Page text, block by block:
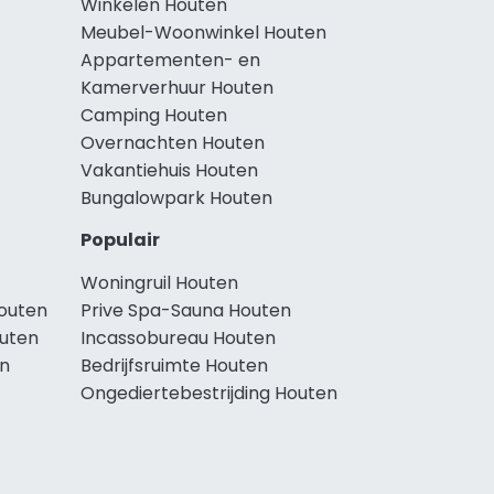
Meubel-Woonwinkel Houten
Appartementen- en
Kamerverhuur Houten
Camping Houten
Overnachten Houten
Vakantiehuis Houten
Bungalowpark Houten
Populair
Woningruil Houten
Prive Spa-Sauna Houten
Incassobureau Houten
Bedrijfsruimte Houten
Ongediertebestrijding Houten